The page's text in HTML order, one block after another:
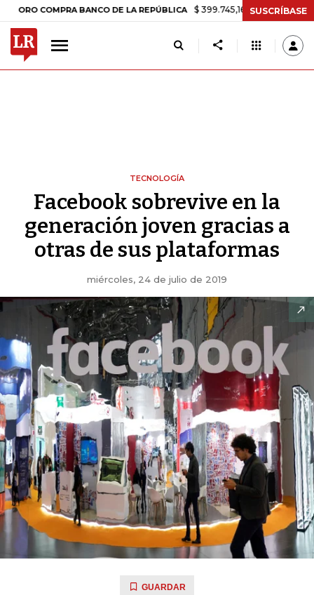
COMPRA BANCO DE LA REPÚBLICA $ 399.745,16 +$ 2.295,71 +0,58%
SUSCRÍBASE
TECNOLOGÍA
Facebook sobrevive en la
generación joven gracias a
otras de sus plataformas
miércoles, 24 de julio de 2019
GUARDAR